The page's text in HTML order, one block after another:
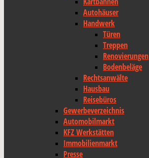
Autohäuser
Handwerk
Türen
Treppen
Renovierungen
Bodenbeläge
Rechtsanwälte
Hausbau
Reisebüros
Gewerbeverzeichnis
Automobilmarkt
KFZ Werkstätten
Immobilienmarkt
Presse